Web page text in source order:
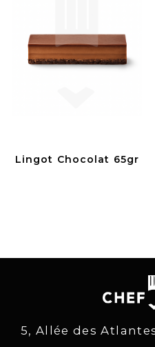
Lingot Chocolat 65gr
5, Allée des